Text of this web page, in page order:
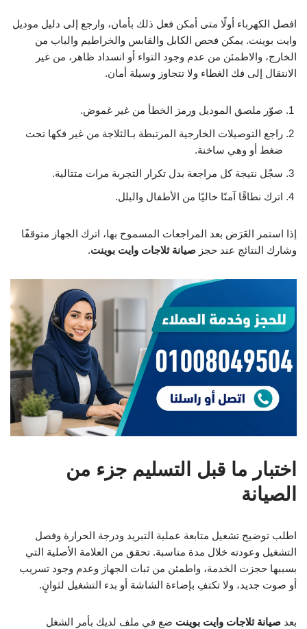
افصل الكهرباء أولًا متى أمكن فعل ذلك بأمان، وارجع إلى دليل موديل
وايت بوينت. يمكن فحص الكابل والقابس والخراطيم والباب من
الخارج، والاطمئن من عدم وجود التواء أو انسداد ظاهر، من غير
الانتقال إلى فك الغطاء ولا تتجاوز وسيلة أمان.
صوّر ملصق الموديل ورمز الخطأ من غير غموض.
راجع التوصيلات الخارجية المرتبطة بـالثلاجة من غير فكها تحت
ضغط أو وهي ساخنة.
سجّل نتيجة كل مراجعة بدل تكرار التجربة مرات متتالية.
اترك نطاقًا آمنًا خاليًا من الأطفال والبلل.
إذا استمر العَرَض بعد المراجعات المسموح بها، اترك الجهاز متوقفًا
وشارك النتائج عند حجز صيانة ثلاجات وايت بوينت.
اختبار ما قبل التسليم جزء من
الصيانة
اطلب توضيح تشغيل متابعة عملية التبريد ودرجة الحرارة وفصل
التشغيل وعودته خلال مدة مناسبة. تحقق من العلامة الأصلية التي
بسببها حجزت الخدمة، واطمئن من ثبات الجهاز وعدم وجود تسريب
أو صوت جديد، ولا تكتفِ بإضاءة الشاشة أو بدء التشغيل لثوانٍ.
بعد صيانة ثلاجات وايت بوينت ضع في ملف لديك بأمر الشغل